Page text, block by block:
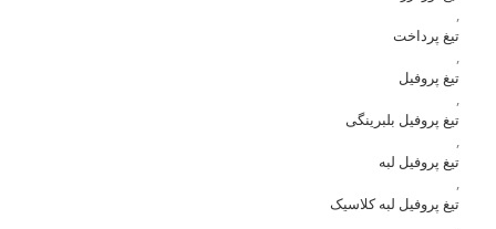
,
تیغ پرداخت
,
تیغ پروفیل
,
تیغ پروفیل بلبرینگی
,
تیغ پروفیل لبه
,
تیغ پروفیل لبه کلاسیک